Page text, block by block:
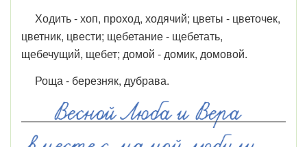
Ходить - хоп, проход, ходячий; цветы - цветочек,
цветник, цвести; щебетание - щебетать,
щебечущий, щебет; домой - домик, домовой.
Роща - березняк, дубрава.